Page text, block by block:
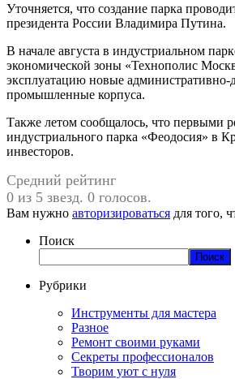
Уточняется, что создание парка
президента России Владимира Путина.
В начале августа в индустриальном
экономической зоны «Технополис
эксплуатацию новые административно-
промышленные корпуса.
Также летом сообщалось, что первыми
индустриального парка «Феодосия» в
инвесторов.
Средний рейтинг
0 из 5 звезд. 0 голосов.
Вам нужно авторизироваться для того,
Поиск
Поиск
Рубрики
Инструменты для мастера
Разное
Ремонт своими руками
Секреты профессионалов
Творим уют с нуля